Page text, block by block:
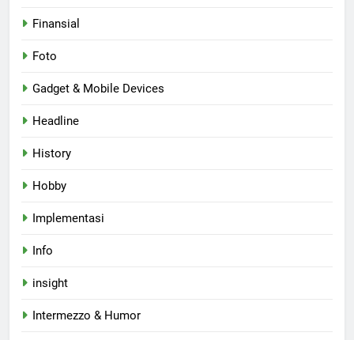
Finansial
Foto
Gadget & Mobile Devices
Headline
History
Hobby
Implementasi
Info
insight
Intermezzo & Humor